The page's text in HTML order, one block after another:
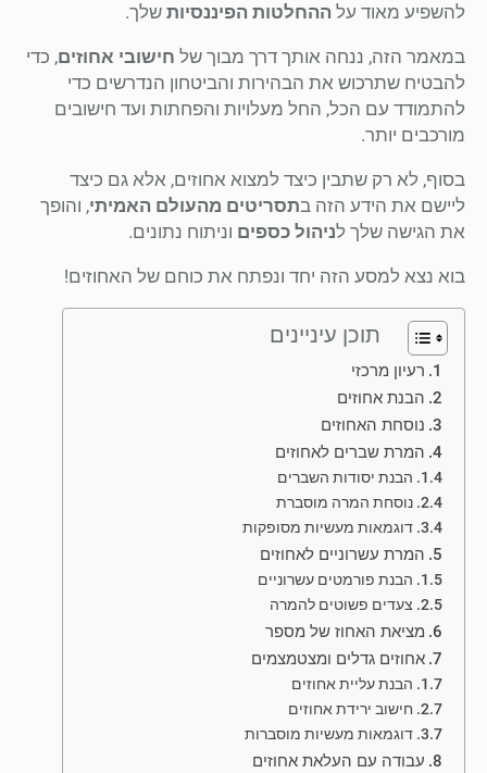
להשפיע מאוד על ההחלטות הפיננסיות שלך.
במאמר הזה, ננחה אותך דרך מבוך של חישובי אחוזים, כדי
להבטיח שתרכוש את הבהירות והביטחון הנדרשים כדי
להתמודד עם הכל, החל מעלויות והפחתות ועד חישובים
מורכבים יותר.
בסוף, לא רק שתבין כיצד למצוא אחוזים, אלא גם כיצד
ליישם את הידע הזה בתסריטים מהעולם האמיתי, והופך
את הגישה שלך לניהול כספים וניתוח נתונים.
בוא נצא למסע הזה יחד ונפתח את כוחם של האחוזים!
תוכן עיניינים
רעיון מרכזי
הבנת אחוזים
נוסחת האחוזים
המרת שברים לאחוזים
הבנת יסודות השברים
נוסחת המרה מוסברת
דוגמאות מעשיות מסופקות
המרת עשרוניים לאחוזים
הבנת פורמטים עשרוניים
צעדים פשוטים להמרה
מציאת האחוז של מספר
אחוזים גדלים ומצטמצמים
הבנת עליית אחוזים
חישוב ירידת אחוזים
דוגמאות מעשיות מוסברות
עבודה עם העלאת אחוזים